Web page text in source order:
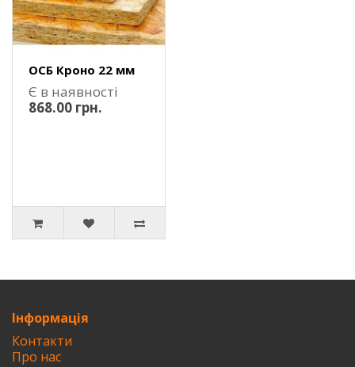
ОСБ Кроно 22 мм
Є в наявності
868.00 грн.
Інформація
Контакти
Про нас